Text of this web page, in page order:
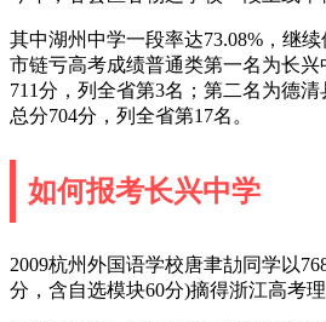
其中湖州中学一段率达73.08%，继
市链亏高考成绩普通类第一名为长
711分，列全省第3名；第二名为德清
总分704分，列全省第17名。
如何报考长兴中学
2009杭州外国语学校唐聿劼同学以
分，含自选模块60分)摘得浙江高考理